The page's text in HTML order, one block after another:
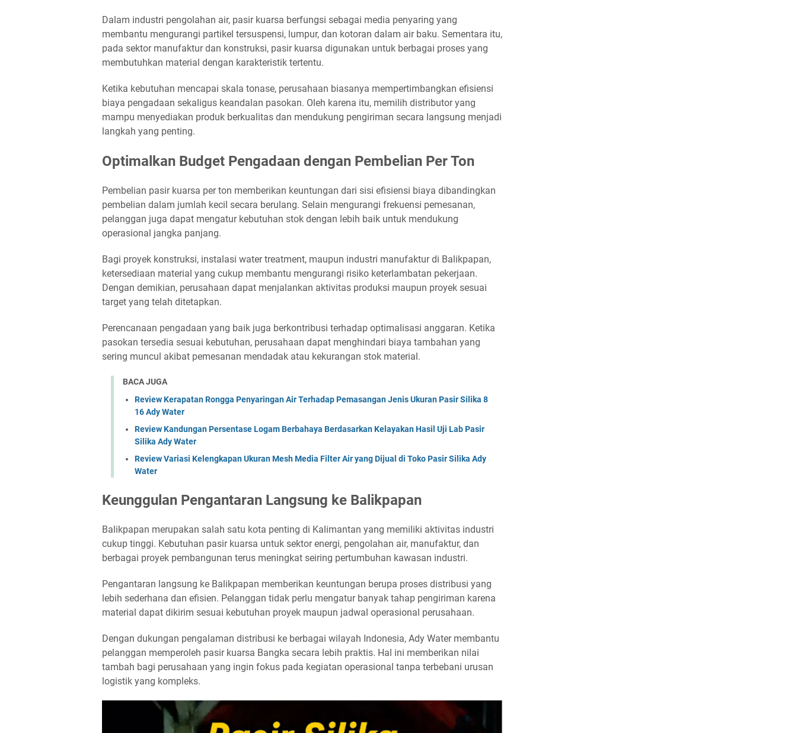
Dalam industri pengolahan air, pasir kuarsa berfungsi sebagai media penyaring yang
membantu mengurangi partikel tersuspensi, lumpur, dan kotoran dalam air baku. Sementara itu,
pada sektor manufaktur dan konstruksi, pasir kuarsa digunakan untuk berbagai proses yang
membutuhkan material dengan karakteristik tertentu.
Ketika kebutuhan mencapai skala tonase, perusahaan biasanya mempertimbangkan efisiensi
biaya pengadaan sekaligus keandalan pasokan. Oleh karena itu, memilih distributor yang
mampu menyediakan produk berkualitas dan mendukung pengiriman secara langsung menjadi
langkah yang penting.
Optimalkan Budget Pengadaan dengan Pembelian Per Ton
Pembelian pasir kuarsa per ton memberikan keuntungan dari sisi efisiensi biaya dibandingkan
pembelian dalam jumlah kecil secara berulang. Selain mengurangi frekuensi pemesanan,
pelanggan juga dapat mengatur kebutuhan stok dengan lebih baik untuk mendukung
operasional jangka panjang.
Bagi proyek konstruksi, instalasi water treatment, maupun industri manufaktur di Balikpapan,
ketersediaan material yang cukup membantu mengurangi risiko keterlambatan pekerjaan.
Dengan demikian, perusahaan dapat menjalankan aktivitas produksi maupun proyek sesuai
target yang telah ditetapkan.
Perencanaan pengadaan yang baik juga berkontribusi terhadap optimalisasi anggaran. Ketika
pasokan tersedia sesuai kebutuhan, perusahaan dapat menghindari biaya tambahan yang
sering muncul akibat pemesanan mendadak atau kekurangan stok material.
BACA JUGA
Review Kerapatan Rongga Penyaringan Air Terhadap Pemasangan Jenis Ukuran Pasir Silika 8
16 Ady Water
Review Kandungan Persentase Logam Berbahaya Berdasarkan Kelayakan Hasil Uji Lab Pasir
Silika Ady Water
Review Variasi Kelengkapan Ukuran Mesh Media Filter Air yang Dijual di Toko Pasir Silika Ady
Water
Keunggulan Pengantaran Langsung ke Balikpapan
Balikpapan merupakan salah satu kota penting di Kalimantan yang memiliki aktivitas industri
cukup tinggi. Kebutuhan pasir kuarsa untuk sektor energi, pengolahan air, manufaktur, dan
berbagai proyek pembangunan terus meningkat seiring pertumbuhan kawasan industri.
Pengantaran langsung ke Balikpapan memberikan keuntungan berupa proses distribusi yang
lebih sederhana dan efisien. Pelanggan tidak perlu mengatur banyak tahap pengiriman karena
material dapat dikirim sesuai kebutuhan proyek maupun jadwal operasional perusahaan.
Dengan dukungan pengalaman distribusi ke berbagai wilayah Indonesia, Ady Water membantu
pelanggan memperoleh pasir kuarsa Bangka secara lebih praktis. Hal ini memberikan nilai
tambah bagi perusahaan yang ingin fokus pada kegiatan operasional tanpa terbebani urusan
logistik yang kompleks.